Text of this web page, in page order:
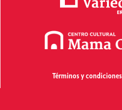
Términos y condiciones